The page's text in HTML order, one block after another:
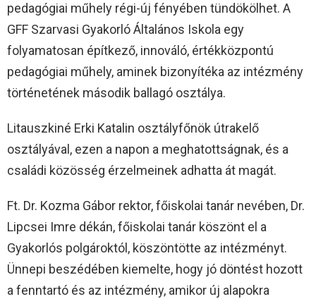
pedagógiai műhely régi-új fényében tündökölhet. A
GFF Szarvasi Gyakorló Általános Iskola egy
folyamatosan építkező, innováló, értékközpontú
pedagógiai műhely, aminek bizonyítéka az intézmény
történetének második ballagó osztálya.
Litauszkiné Erki Katalin osztályfőnök útrakelő
osztályával, ezen a napon a meghatottságnak, és a
családi közösség érzelmeinek adhatta át magát.
Ft. Dr. Kozma Gábor rektor, főiskolai tanár nevében, Dr.
Lipcsei Imre dékán, főiskolai tanár köszönt el a
Gyakorlós polgároktól, köszöntötte az intézményt.
Ünnepi beszédében kiemelte, hogy jó döntést hozott
a fenntartó és az intézmény, amikor új alapokra